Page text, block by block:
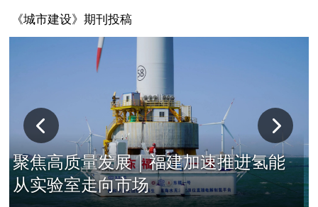
《城市建设》期刊投稿
聚焦高质量发展｜福建加速推进氢能
从实验室走向市场